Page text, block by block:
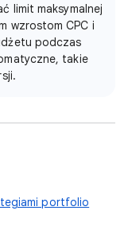
limit maksymalnej
wzrostom CPC i
podczas
takie
portfolio